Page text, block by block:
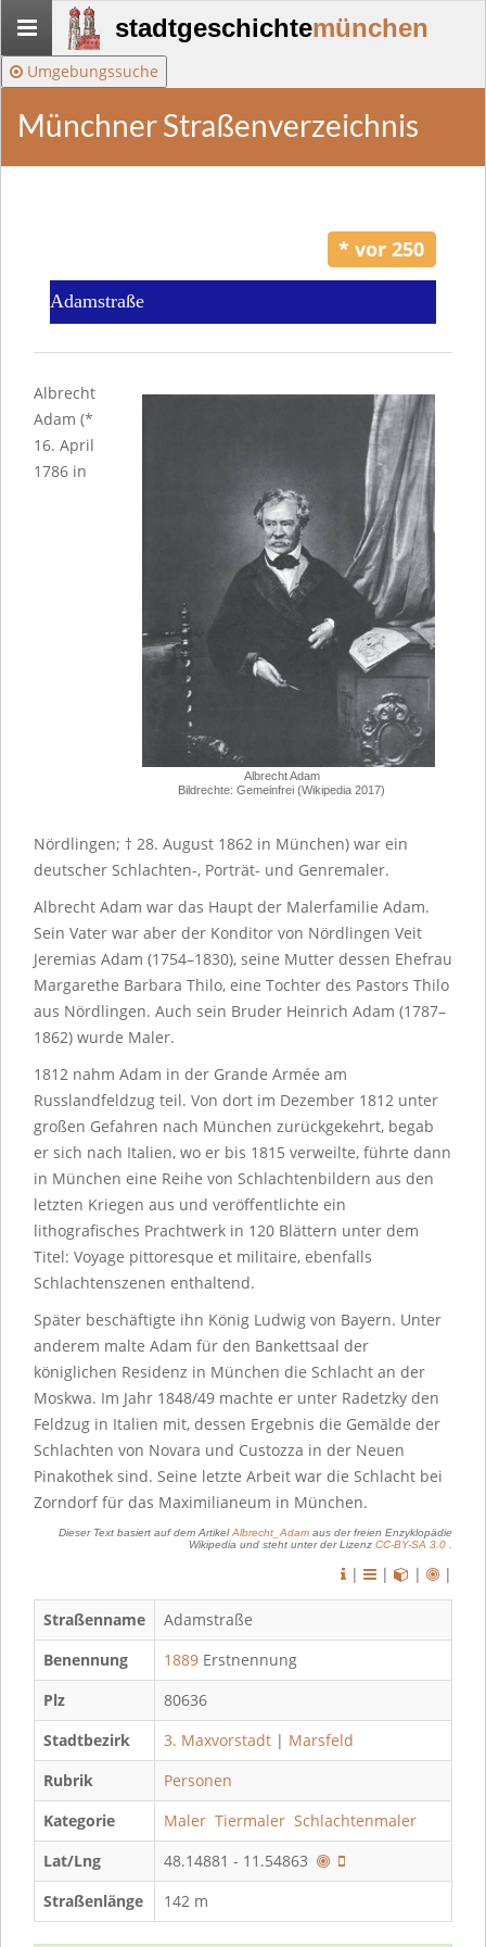
Stadtgeschichte-
München
stadtgeschichtemünchen
Umgebungssuche
Münchner Straßenverzeichnis
* vor 250
Adamstraße
Albrecht Adam
Bildrechte: Gemeinfrei (Wikipedia 2017)
Albrecht
Adam (*
16. April
1786 in
Nördlingen; † 28. August 1862 in München) war ein
deutscher Schlachten-, Porträt- und Genremaler.
Albrecht Adam war das Haupt der Malerfamilie Adam.
Sein Vater war aber der Konditor von Nördlingen Veit
Jeremias Adam (1754–1830), seine Mutter dessen Ehefrau
Margarethe Barbara Thilo, eine Tochter des Pastors Thilo
aus Nördlingen. Auch sein Bruder Heinrich Adam (1787–
1862) wurde Maler.
1812 nahm Adam in der Grande Armée am
Russlandfeldzug teil. Von dort im Dezember 1812 unter
großen Gefahren nach München zurückgekehrt, begab
er sich nach Italien, wo er bis 1815 verweilte, führte dann
in München eine Reihe von Schlachtenbildern aus den
letzten Kriegen aus und veröffentlichte ein
lithografisches Prachtwerk in 120 Blättern unter dem
Titel: Voyage pittoresque et militaire, ebenfalls
Schlachtenszenen enthaltend.
Später beschäftigte ihn König Ludwig von Bayern. Unter
anderem malte Adam für den Bankettsaal der
königlichen Residenz in München die Schlacht an der
Moskwa. Im Jahr 1848/49 machte er unter Radetzky den
Feldzug in Italien mit, dessen Ergebnis die Gemälde der
Schlachten von Novara und Custozza in der Neuen
Pinakothek sind. Seine letzte Arbeit war die Schlacht bei
Zorndorf für das Maximilianeum in München.
Dieser Text basiert auf dem ArtikelAlbrecht_Adam aus der freien Enzyklopädie
Wikipedia und steht unter der Lizenz CC-BY-SA 3.0 .
| | | |
Straßenname
Adamstraße
Benennung
1889 Erstnennung
Plz
80636
Stadtbezirk
3. Maxvorstadt | Marsfeld
Rubrik
Personen
Kategorie
Maler Tiermaler Schlachtenmaler
Lat/Lng
48.14881 - 11.54863
Straßenlänge
142 m